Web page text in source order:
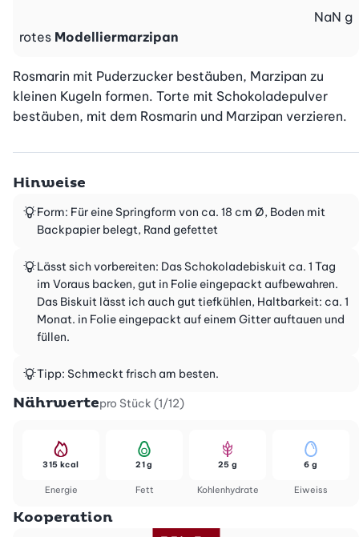
rotes Modelliermarzipan
NaN g
Rosmarin mit Puderzucker bestäuben, Marzipan zu
kleinen Kugeln formen. Torte mit Schokoladepulver
bestäuben, mit dem Rosmarin und Marzipan verzieren.
Hinweise
Form: Für eine Springform von ca. 18 cm Ø, Boden mit
Backpapier belegt, Rand gefettet
Lässt sich vorbereiten: Das Schokoladebiskuit ca. 1 Tag
im Voraus backen, gut in Folie eingepackt aufbewahren.
Das Biskuit lässt ich auch gut tiefkühlen, Haltbarkeit: ca. 1
Monat. in Folie eingepackt auf einem Gitter auftauen und
füllen.
Tipp: Schmeckt frisch am besten.
Nährwertepro Stück (1/12)
Energie
315 kcal
Fett
21 g
Kohlenhydrate
25 g
Eiweiss
6 g
Kooperation